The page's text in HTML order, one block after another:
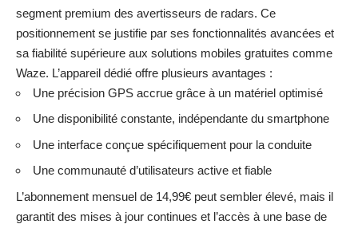
segment premium des avertisseurs de radars. Ce
positionnement se justifie par ses fonctionnalités avancées et
sa fiabilité supérieure aux solutions mobiles gratuites comme
Waze. L’appareil dédié offre plusieurs avantages :
Une précision GPS accrue grâce à un matériel optimisé
Une disponibilité constante, indépendante du smartphone
Une interface conçue spécifiquement pour la conduite
Une communauté d’utilisateurs active et fiable
L’abonnement mensuel de 14,99€ peut sembler élevé, mais il
garantit des mises à jour continues et l’accès à une base de